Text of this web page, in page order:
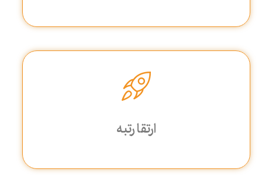
ارتقا رتبه